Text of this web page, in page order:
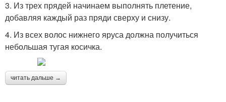
3. Из трех прядей начинаем выполнять плетение,
добавляя каждый раз пряди сверху и снизу.
4. Из всех волос нижнего яруса должна получиться
небольшая тугая косичка.
читать дальше →